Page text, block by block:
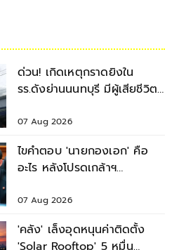
ด่วน! เกิดเหตุกราดยิงใน
รร.ดังย่านนนทบุรี มีผู้เสียชีวิต-
07 Aug 2026
ไขคำตอบ 'นายกองเอก' คือ
อะไร หลังโปรดเกล้าฯ
รมช.มหาดไทย
07 Aug 2026
'คลัง' เล็งอุดหนุนค่าติดตั้ง
'Solar Rooftop' 5 หมื่น